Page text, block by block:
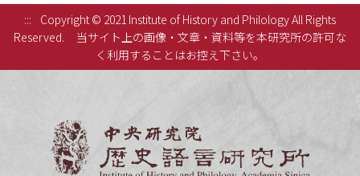
:::
Copyright © 2021 Institute of History and Philology All Rights
Reserved.
当サイト上の画像・文章・資料等を本研究所の許可な
く利用することはお控え下さい。